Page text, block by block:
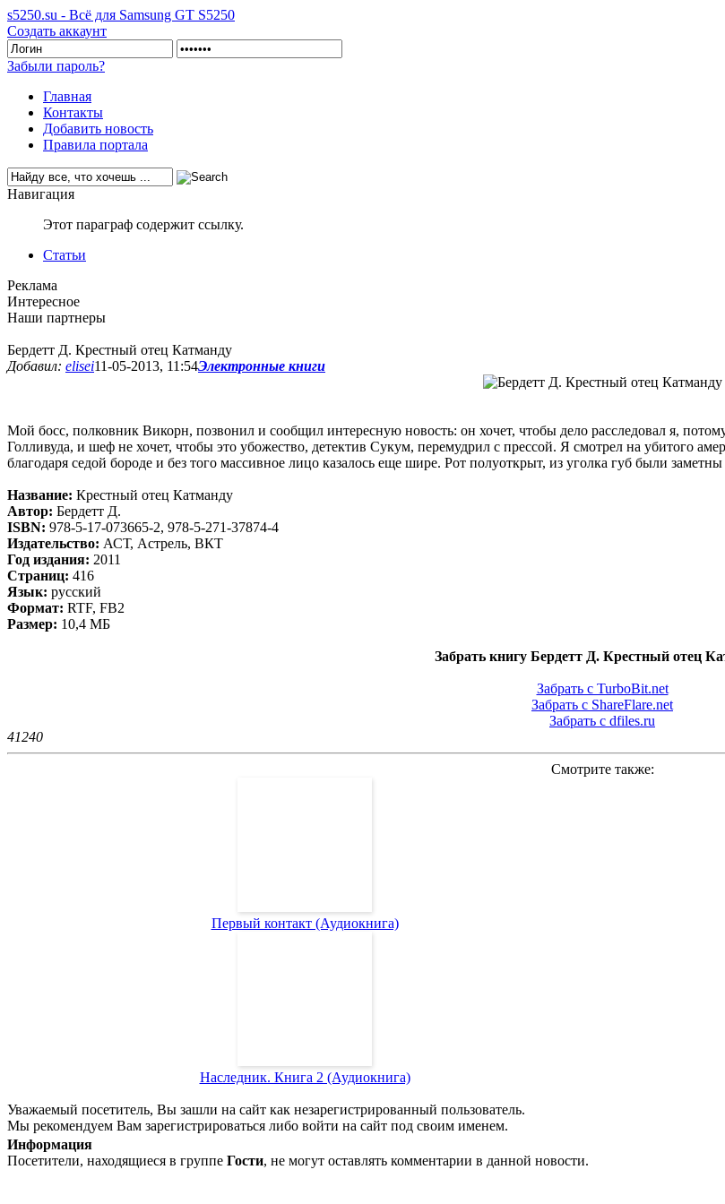
s5250.su - Всё для Samsung GT S5250
Создать аккаунт
Забыли пароль?
Главная
Контакты
Добавить новость
Правила портала
Навигация
Этот параграф содержит ссылку.
Статьи
Реклама
Интересное
Наши партнеры
Бердетт Д. Крестный отец Катманду
Добавил: elisei11-05-2013, 11:54Электронные книги
Мой босс, полковник Викорн, позвонил и сообщил интересную новость: он хочет, чтобы дело расследовал я,
Голливуда, и шеф не хочет, чтобы это убожество, детектив Сукум, перемудрил с прессой. Я смотрел на убитого
благодаря седой бороде и без того массивное лицо казалось еще шире. Рот полуоткрыт, из уголка губ были
Название: Крестный отец Катманду
Автор: Бердетт Д.
ISBN: 978-5-17-073665-2, 978-5-271-37874-4
Издательство: АСТ, Астрель, ВКТ
Год издания: 2011
Страниц: 416
Язык: русский
Формат: RTF, FB2
Размер: 10,4 МБ
Забрать книгу Бердетт Д. Крестный отец
Забрать с TurboBit.net
Забрать с ShareFlare.net
Забрать с dfiles.ru
41240
Смотрите также:
Первый контакт (Аудиокнига)
Наследник. Книга 2 (Аудиокнига)
Уважаемый посетитель, Вы зашли на сайт как незарегистрированный пользователь.
Мы рекомендуем Вам зарегистрироваться либо войти на сайт под своим именем.
Информация
Посетители, находящиеся в группе Гости, не могут оставлять комментарии в данной новости.